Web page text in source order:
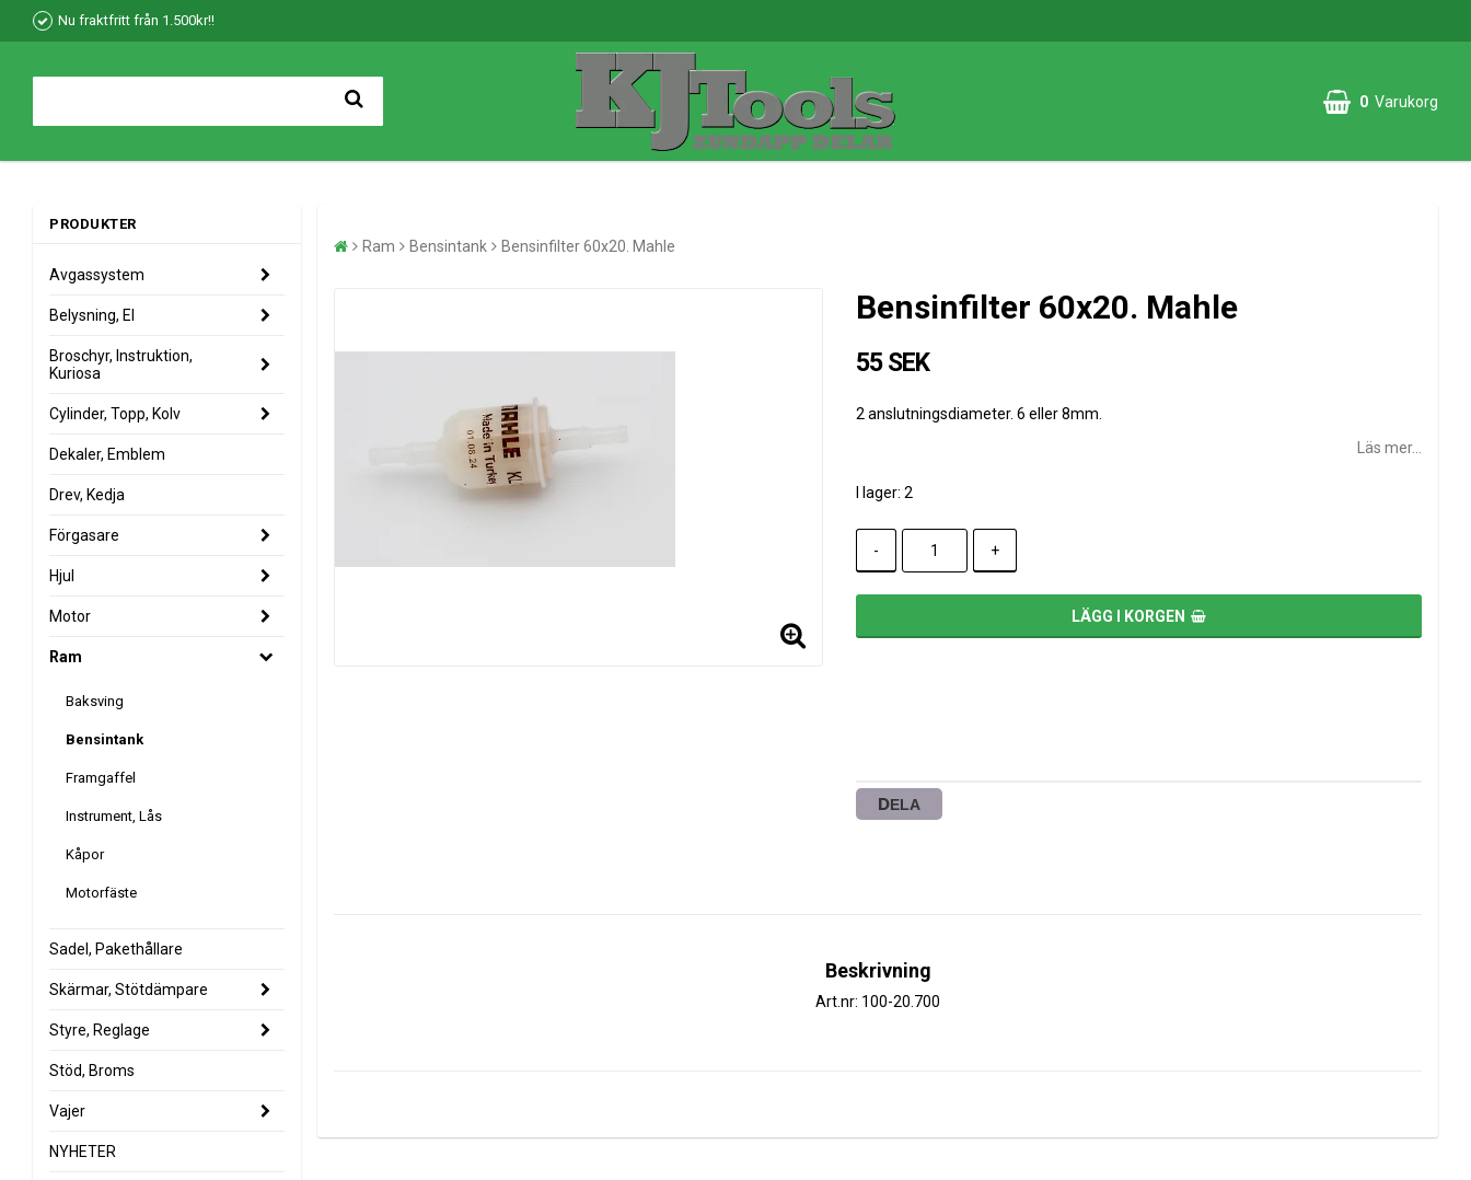
Nu fraktfritt från 1.500kr!!
0 Varukorg
PRODUKTER
Avgassystem
Belysning, El
Broschyr, Instruktion,
Kuriosa
Cylinder, Topp, Kolv
Dekaler, Emblem
Drev, Kedja
Förgasare
Hjul
Motor
Ram
Baksving
Bensintank
Framgaffel
Instrument, Lås
Kåpor
Motorfäste
Sadel, Pakethållare
Skärmar, Stötdämpare
Styre, Reglage
Stöd, Broms
Vajer
NYHETER
Ram Bensintank Bensinfilter 60x20. Mahle
Bensinfilter 60x20. Mahle
55 SEK
2 anslutningsdiameter. 6 eller 8mm.
Läs mer...
I lager: 2
- +
LÄGG I KORGEN
DELA
Beskrivning
Art.nr: 100-20.700